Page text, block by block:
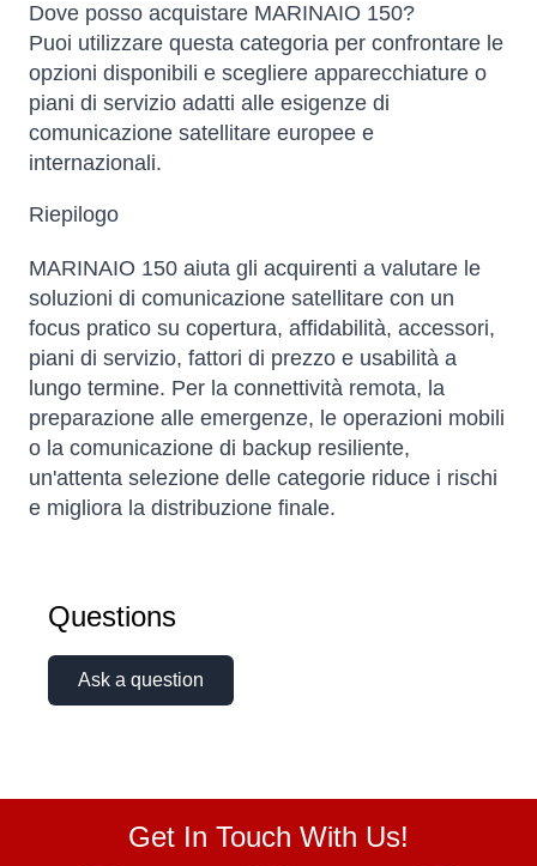
Dove posso acquistare MARINAIO 150?
Puoi utilizzare questa categoria per confrontare le
opzioni disponibili e scegliere apparecchiature o
piani di servizio adatti alle esigenze di
comunicazione satellitare europee e
internazionali.
Riepilogo
MARINAIO 150 aiuta gli acquirenti a valutare le
soluzioni di comunicazione satellitare con un
focus pratico su copertura, affidabilità, accessori,
piani di servizio, fattori di prezzo e usabilità a
lungo termine. Per la connettività remota, la
preparazione alle emergenze, le operazioni mobili
o la comunicazione di backup resiliente,
un'attenta selezione delle categorie riduce i rischi
e migliora la distribuzione finale.
Questions
Ask a question
Get In Touch With Us!